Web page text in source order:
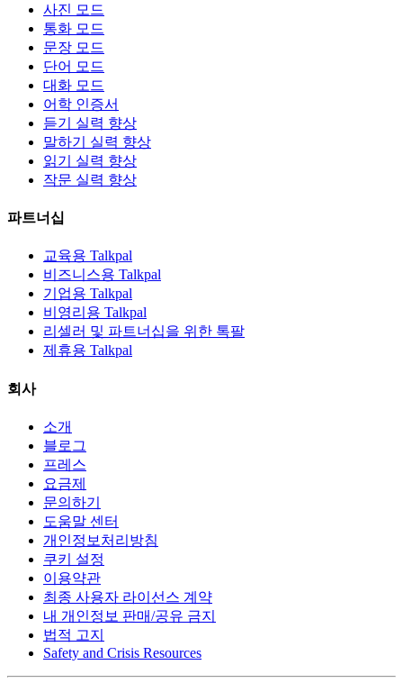
사진 모드
통화 모드
문장 모드
단어 모드
대화 모드
어학 인증서
듣기 실력 향상
말하기 실력 향상
읽기 실력 향상
작문 실력 향상
파트너십
교육용 Talkpal
비즈니스용 Talkpal
기업용 Talkpal
비영리용 Talkpal
리셀러 및 파트너십을 위한 톡팔
제휴용 Talkpal
회사
소개
블로그
프레스
요금제
문의하기
도움말 센터
개인정보처리방침
쿠키 설정
이용약관
최종 사용자 라이선스 계약
내 개인정보 판매/공유 금지
법적 고지
Safety and Crisis Resources